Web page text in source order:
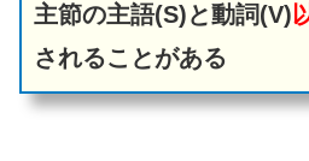
主節の主語(S)と動詞(V)
されることがある